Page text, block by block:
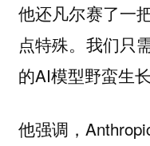
他还凡尔赛了一
点特殊。我们只
的AI模型野蛮生
他强调，